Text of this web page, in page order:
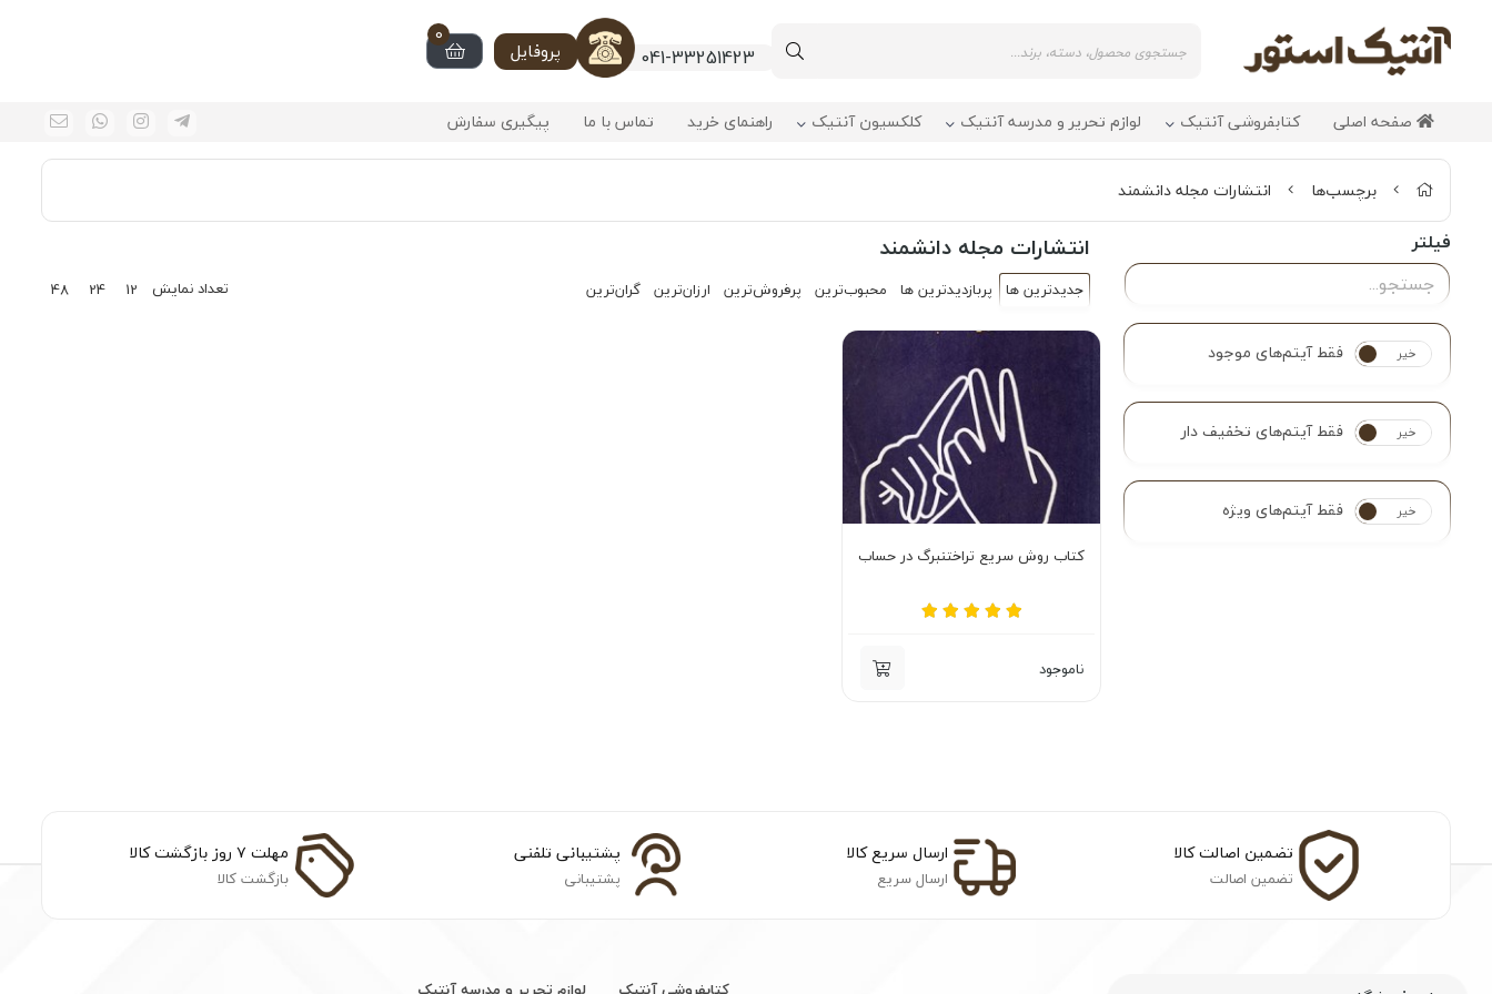
041-33251423 پروفایل
0
صفحه اصلی کتابفروشی آنتیک لوازم تحریر و مدرسه آنتیک کلکسیون آنتیک راهنمای خرید تماس با ما پیگیری سفارش
برچسب‌ها انتشارات مجله دانشمند
فیلتر
بله خیر فقط آیتم‌های موجود
بله خیر فقط آیتم‌های تخفیف دار
بله خیر فقط آیتم‌های ویژه
انتشارات مجله دانشمند
جدیدترین ها پربازدیدترین ها محبوب‌‌ترین پرفروش‌ترین ارزان‌ترین گران‌ترین تعداد نمایش 12
24
48
کتاب روش سریع تراختنبرگ در حساب
ناموجود
تضمین اصالت کالا
تضمین اصالت
ارسال سریع کالا
ارسال سریع
پشتیبانی تلفنی
پشتیبانی
مهلت ۷ روز بازگشت کالا
بازگشت کالا